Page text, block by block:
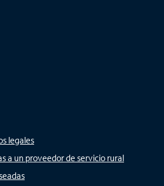
legales
a un proveedor de servicio rural